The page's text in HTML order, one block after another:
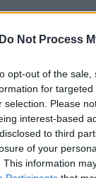
Do Not Process
opt-out of the
for
selection. Please
interest-based
to third
of your
This information
taip
–
kiemo iki
prie